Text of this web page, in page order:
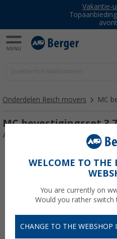
Vakantie-
Onderdelen Reich movers MC
MC bevestigingsset 3.7
Artikelnr: 112053
WELCOME TO THE
You are currently on
Would you rather switch
CHANGE TO THE WEBSHOP